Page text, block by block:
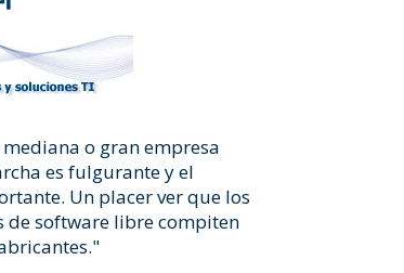
o gran empresa
es fulgurante y el
Un placer ver que los
de software libre compiten